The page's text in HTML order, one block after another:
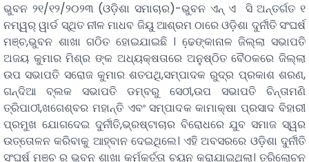
ଭୁବନ ୨୧/୧୨/୨୦୨୩ (ଓଡ଼ିଶା ସମାଚାର)-ଭୁବନ ଏନ୍ ଏ ସି ଅନ୍ତର୍ଗତ ୧
ନମ୍ୱର୍ ୱାର୍ଡ ସ୍ଥିତ ନୀଳ ମାଧବ ଜିୟୁ ଆଶ୍ରମ ଠାରେ ଓଡ଼ିଶା ଦୁର୍ନୀତି ସଂଘର୍ଷ
ମଞ୍ଚ,ଭୁବନ ଶାଖା ଗଠିତ ହୋଇଯାଇଛି । ଢେ଼ଙ୍କାନାଳ ଜିଲ୍ଲା ସଭାପତି
ଅଜୟ କୁମାର ମିଶ୍ର ଙ୍କ ଅଧ୍ୟକ୍ଷତାରେ ଅନୁଷ୍ଠିତ ବୈଠକରେ ଜିଲ୍ଲା
ଉପ ସଭାପତି ସରୋଜ କୁମାର ଶତପଥି,ସମ୍ପାଦକ ରୁଦ୍ର ପ୍ରକାଶ ଶରଣ,
ଗନ୍ଦିଆ ବ୍ଲକ ସଭାପତି ଡମ୍ବରୁ ସେଠୀ,ଉପ ସଭାପତି ଚିନ୍ତାମଣି
ତ୍ରିପାଠୀ,ଖଗେଶ୍ବର ମହାନ୍ତି ଏବଂ ସମ୍ପାଦକ କାମାକ୍ଷା ପ୍ରସାଦ ବିହାରୀ
ପ୍ରମୁଖ ଯୋଗଦେଇ ଦୁର୍ନୀତି,ଭ୍ରଷ୍ଟାଚାର ବିରୋଧରେ ଯୁବ ସମାଜ ସ୍ୱର
ଉତ୍ତୋଳନ କରିବାକୁ ଆହ୍ବାନ ଦେଇଥିଲେ। ଏହି ଅବସରରେ ଓଡ଼ିଶା ଦୁର୍ନୀତି
ସଂଘର୍ଷ ମଞ୍ଚ ର ଭୁବନ ଶାଖା କର୍ମକର୍ତ୍ତା ଚୟନ କରାଯାଇଥିଲା। ତ୍ରିଲୋଚନ